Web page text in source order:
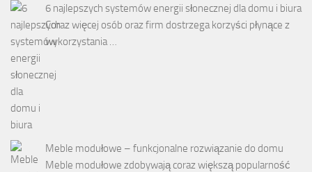
6 najlepszych systemów energii słonecznej dla domu i biura
Coraz więcej osób oraz firm dostrzega korzyści płynące z
wykorzystania …
Meble modułowe – funkcjonalne rozwiązanie do domu
Meble modułowe zdobywają coraz większą popularność